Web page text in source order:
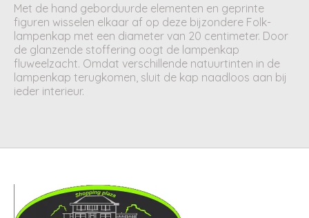
Met de hand geborduurde elementen en geprinte
figuren wisselen elkaar af op deze bijzondere Folk-
lampenkap met een diameter van 20 centimeter. Door
de glanzende stoffering oogt de lampenkap
fluweelzacht. Omdat verschillende natuurtinten in de
lampenkap terugkomen, sluit de kap naadloos aan bij
ieder interieur.